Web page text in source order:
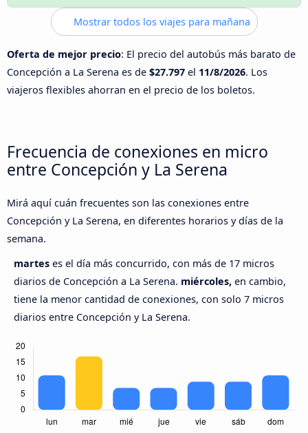
Mostrar todos los viajes para mañana
Oferta de mejor precio: El precio del autobús más barato de
Concepción a La Serena es de $27.797 el 11/8/2026. Los
viajeros flexibles ahorran en el precio de los boletos.
Frecuencia de conexiones en micro
entre Concepción y La Serena
Mirá aquí cuán frecuentes son las conexiones entre
Concepción y La Serena, en diferentes horarios y días de la
semana.
martes es el día más concurrido, con más de 17 micros
diarios de Concepción a La Serena. miércoles, en cambio,
tiene la menor cantidad de conexiones, con solo 7 micros
diarios entre Concepción y La Serena.